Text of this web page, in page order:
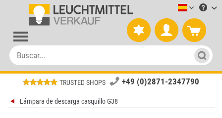
TRUSTED SHOPS +49 (0)2871-2347790
Lámpara de descarga casquillo G38